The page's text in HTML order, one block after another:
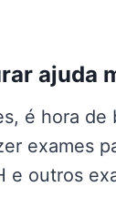
ajuda
é hora de
exames
e outros